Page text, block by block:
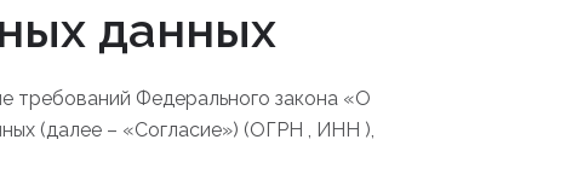
данных
требований Федерального закона «О
(далее – «Согласие») (ОГРН , ИНН ),